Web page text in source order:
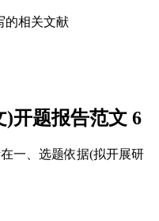
的相关文献
)开题报告范文 6
一、选题依据(拟开展研